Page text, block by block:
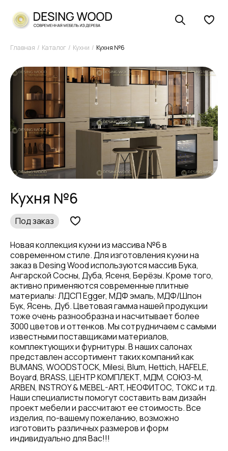
Главная Каталог Кухни Кухня №6
Кухня №6
Под заказ
Новая коллекция кухни из массива №6 в
современном стиле. Для изготовления кухни на
заказ в Desing Wood используются массив Бука,
Ангарской Сосны, Дуба, Ясеня, Берёзы. Кроме того,
активно применяются современные плитные
материалы: ЛДСП Egger, МДФ эмаль, МДФ/Шпон
Бук, Ясень, Дуб. Цветовая гамма нашей продукции
тоже очень разнообразна и насчитывает более
3000 цветов и оттенков. Мы сотрудничаем с самыми
известными поставщиками материалов,
комплектующих и фурнитуры. В наших салонах
представлен ассортимент таких компаний как
BUMANS, WOODSTOCK, Milesi, Blum, Hettich, HAFELE,
Boyard, BRASS, ЦЕНТР КОМПЛЕКТ, МДМ, СОЮЗ-М,
ARBEN, INSTROY & MEBEL-ART, НЕОФИТОС, ТОКС и тд.
Наши специалисты помогут составить вам дизайн
проект мебели и рассчитают ее стоимость. Все
изделия, по-вашему пожеланию, возможно
изготовить различных размеров и форм
индивидуально для Вас!!!